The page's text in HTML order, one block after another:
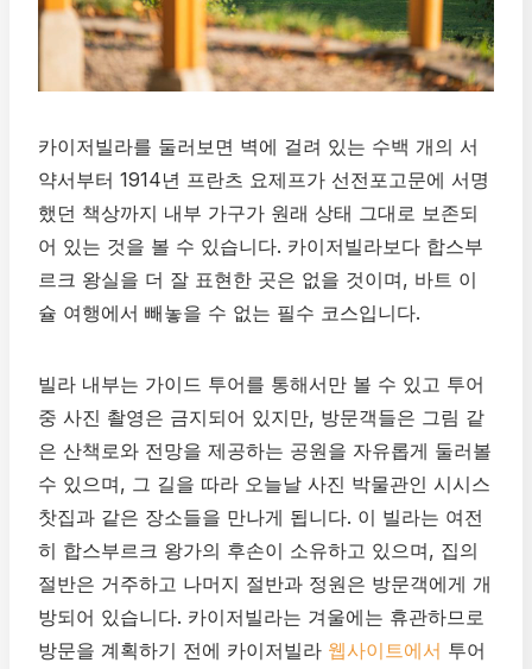
카이저빌라를 둘러보면 벽에 걸려 있는 수백 개의 서
약서부터 1914년 프란츠 요제프가 선전포고문에 서명
했던 책상까지 내부 가구가 원래 상태 그대로 보존되
어 있는 것을 볼 수 있습니다. 카이저빌라보다 합스부
르크 왕실을 더 잘 표현한 곳은 없을 것이며, 바트 이
슐 여행에서 빼놓을 수 없는 필수 코스입니다.
빌라 내부는 가이드 투어를 통해서만 볼 수 있고 투어
중 사진 촬영은 금지되어 있지만, 방문객들은 그림 같
은 산책로와 전망을 제공하는 공원을 자유롭게 둘러볼
수 있으며, 그 길을 따라 오늘날 사진 박물관인 시시스
찻집과 같은 장소들을 만나게 됩니다. 이 빌라는 여전
히 합스부르크 왕가의 후손이 소유하고 있으며, 집의
절반은 거주하고 나머지 절반과 정원은 방문객에게 개
방되어 있습니다. 카이저빌라는 겨울에는 휴관하므로
방문을 계획하기 전에 카이저빌라 웹사이트에서 투어